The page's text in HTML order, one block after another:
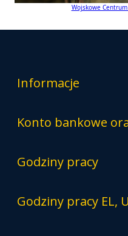
Wojskowe
Informacje
Konto bankowe
Godziny pracy
Godziny pracy EL,